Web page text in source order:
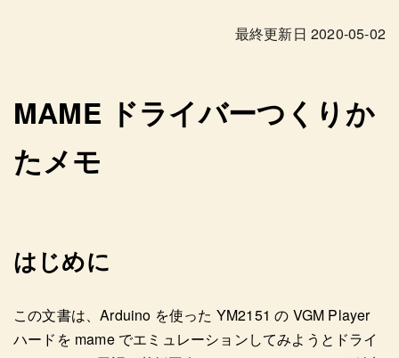
最終更新日 2020-05-02
MAME ドライバーつくりか
たメモ
はじめに
この文書は、Arduino を使った YM2151 の VGM Player
ハードを mame でエミュレーションしてみようとドライ